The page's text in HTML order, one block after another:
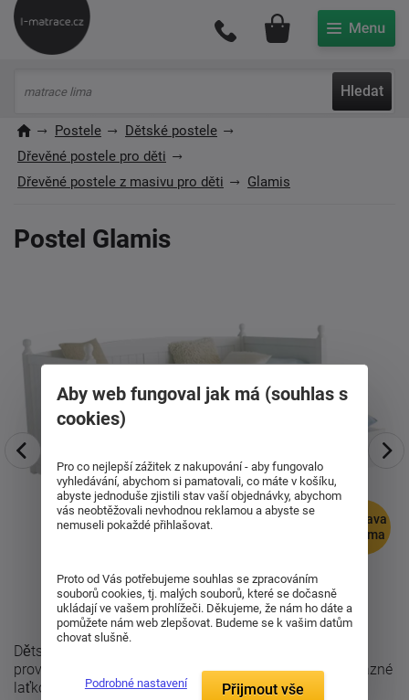
Hledat
Můj účet
Postele
Dětské postele
Dřevěné postele pro děti
Dřevěné postele z masivu pro děti
Glamis
Postel Glamis
doprava
zdarma
Dětská moderní postel Glamis s přistýlkou. Okouzlující
provedení postele Glamis je pro děti jako stvořené. Výrazné
laťkování a zakončení ...
Aby web fungoval jak má (souhlas s
cookies)
Pro co nejlepší zážitek z nakupování - aby fungovalo
vyhledávání, abychom si pamatovali, co máte v košíku,
abyste jednoduše zjistili stav vaší objednávky, abychom
vás neobtěžovali nevhodnou reklamou a abyste se
nemuseli pokaždé přihlašovat.
Proto od Vás potřebujeme souhlas se zpracováním
souborů cookies, tj. malých souborů, které se dočasně
ukládají ve vašem prohlížeči. Děkujeme, že nám ho dáte a
pomůžete nám web zlepšovat. Budeme se k vašim datům
chovat slušně.
Podrobné nastavení Přijmout vše